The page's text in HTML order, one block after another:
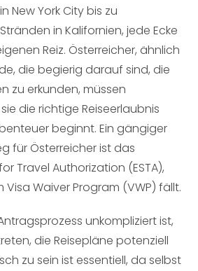
New York City bis zu
in Kalifornien, jede Ecke
Reiz. Österreicher, ähnlich
die begierig darauf sind, die
zu erkunden, müssen
die richtige Reiseerlaubnis
beginnt. Ein gängiger
für Österreicher ist das
Travel Authorization (ESTA),
Waiver Program (VWP) fällt.
unkompliziert ist,
die Reisepläne potenziell
zu sein ist essentiell, da selbst